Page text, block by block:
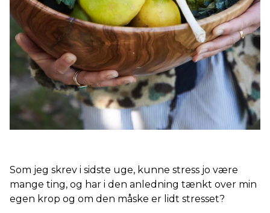
Som jeg skrev i sidste uge, kunne stress jo være
mange ting, og har i den anledning tænkt over min
egen krop og om den måske er lidt stresset?